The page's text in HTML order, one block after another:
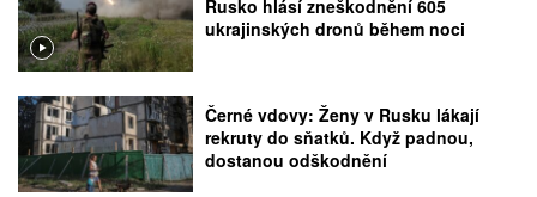
Rusko hlásí zneškodnění 605
ukrajinských dronů během noci
Černé vdovy: Ženy v Rusku lákají
rekruty do sňatků. Když padnou,
dostanou odškodnění